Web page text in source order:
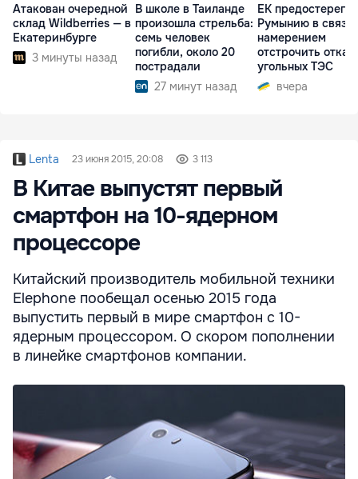
Атакован очередной
склад Wildberries — в
Екатеринбурге
3 минуты назад
В школе в Таиланде
произошла стрельба:
семь человек
погибли, около 20
пострадали
27 минут назад
ЕК предостерегла
Румынию в связи
намерением
отстрочить отказ
угольных ТЭС
вчера
Lenta 23 июня 2015, 20:08 3 113
В Китае выпустят первый
смартфон на 10-ядерном
процессоре
Китайский производитель мобильной техники
Elephone пообещал осенью 2015 года
выпустить первый в мире смартфон с 10-
ядерным процессором. О скором пополнении
в линейке смартфонов компании.